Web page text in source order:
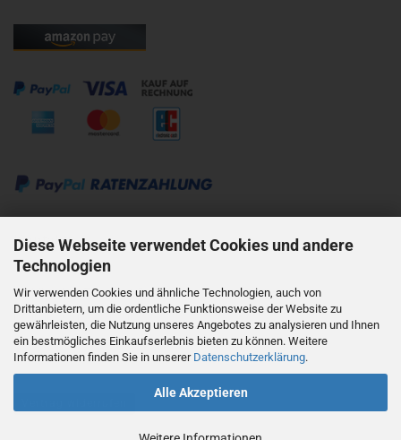
Diese Webseite verwendet Cookies und andere
Technologien
Wir verwenden Cookies und ähnliche Technologien, auch von
Drittanbietern, um die ordentliche Funktionsweise der Website zu
gewährleisten, die Nutzung unseres Angebotes zu analysieren und Ihnen
ein bestmögliches Einkaufserlebnis bieten zu können. Weitere
Informationen finden Sie in unserer Datenschutzerklärung.
Alle Akzeptieren
Kontakt:
mobil: +49 176 62818595
mail: info@haas-mainz.de